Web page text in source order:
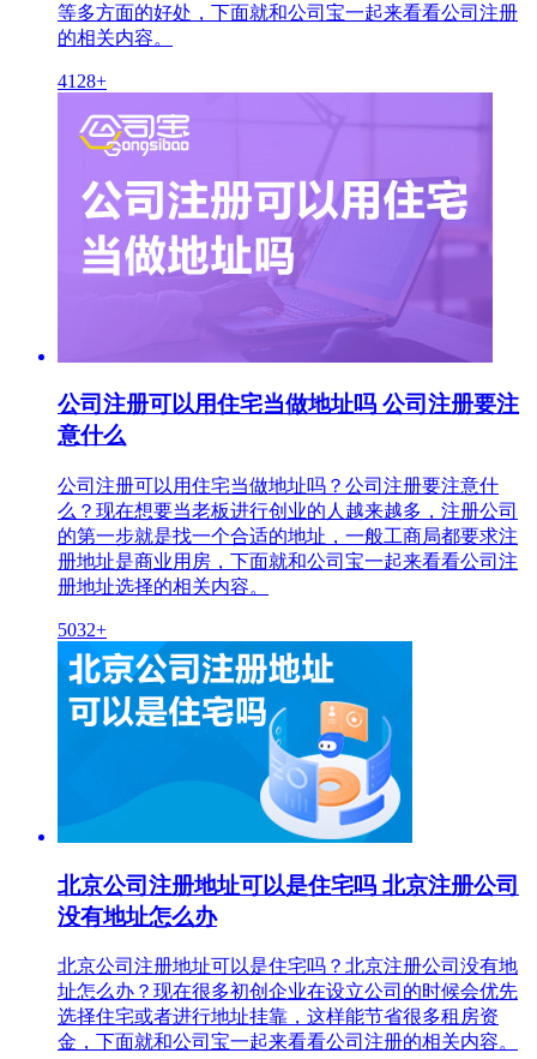
等多方面的好处，下面就和公司宝一起来看看公司注册
的相关内容。
4128+
公司注册可以用住宅当做地址吗 公司注册要注
意什么
公司注册可以用住宅当做地址吗？公司注册要注意什
么？现在想要当老板进行创业的人越来越多，注册公司
的第一步就是找一个合适的地址，一般工商局都要求注
册地址是商业用房，下面就和公司宝一起来看看公司注
册地址选择的相关内容。
5032+
北京公司注册地址可以是住宅吗 北京注册公司
没有地址怎么办
北京公司注册地址可以是住宅吗？北京注册公司没有地
址怎么办？现在很多初创企业在设立公司的时候会优先
选择住宅或者进行地址挂靠，这样能节省很多租房资
金，下面就和公司宝一起来看看公司注册的相关内容。